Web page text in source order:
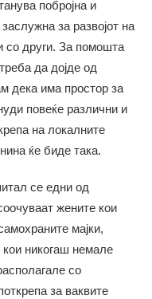
побројна и
за развојот на
со други. За помошта
да дојде од
дека има простор за
повеќе различни и
на локалните
ќе биде така.
се едни од
жените кои
мајки,
никогаш немале
со
за ваквите